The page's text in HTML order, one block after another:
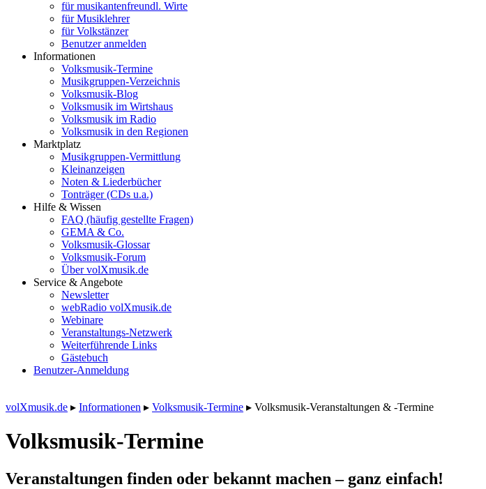
für musikantenfreundl. Wirte
für Musiklehrer
für Volkstänzer
Benutzer anmelden
Informationen
Volksmusik-Termine
Musikgruppen-Verzeichnis
Volksmusik-Blog
Volksmusik im Wirtshaus
Volksmusik im Radio
Volksmusik in den Regionen
Marktplatz
Musikgruppen-Vermittlung
Kleinanzeigen
Noten & Liederbücher
Tonträger (CDs u.a.)
Hilfe & Wissen
FAQ (häufig gestellte Fragen)
GEMA & Co.
Volksmusik-Glossar
Volksmusik-Forum
Über volXmusik.de
Service & Angebote
Newsletter
webRadio volXmusik.de
Webinare
Veranstaltungs-Netzwerk
Weiterführende Links
Gästebuch
Benutzer-Anmeldung
volXmusik.de ▸ Informationen ▸ Volksmusik-Termine ▸ Volksmusik-Veranstaltungen & -Termine
Volksmusik-Termine
Veranstaltungen finden oder bekannt machen – ganz einfach!